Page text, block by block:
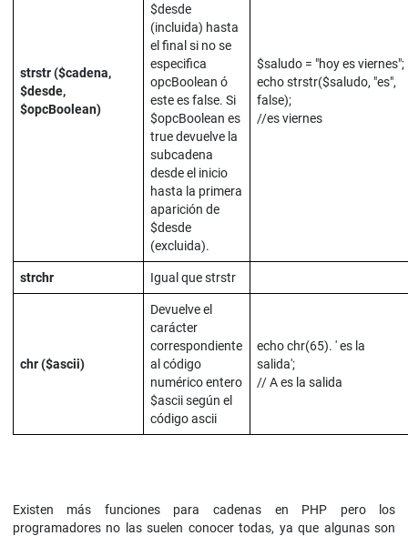
strstr ($cadena,
$desde,
$opcBoolean)
$desde
(incluida) hasta
el final si no se
especifica
opcBoolean ó
este es false. Si
$opcBoolean es
true devuelve la
subcadena
desde el inicio
hasta la primera
aparición de
$desde
(excluida).
$saludo = "hoy es viernes";
echo strstr($saludo, "es",
false);
//es viernes
strchr Igual que strstr
chr ($ascii)
Devuelve el
carácter
correspondiente
al código
numérico entero
$ascii según el
código ascii
echo chr(65). ' es la
salida';
// A es la salida
Existen más funciones para cadenas en PHP pero los
programadores no las suelen conocer todas, ya que algunas son